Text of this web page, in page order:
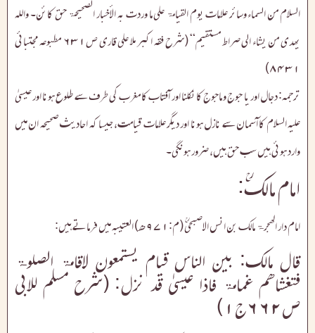
السلام من السماء وسائر علامات یوم القیامۃ علی ما وردت بہ الأخبار الصحیحۃ حق کائن۔ واللہ
یھدی من یشاء الی صراط مستقیم“ (شرح فقہ اکبر ملا علی قاری ص۶۳۱ مطبوعہ مجتبائی
۸۴۳۱)
ترجمہ: دجال اور یا جوج و ماجوج کا نکلنا اور آفتاب کا مغرب کی طرف سے طلوع ہونا اور عیسیٰ
علیہ السلام کا آسمان سے نازل ہونا اور دیگر علامات قیامت، جیسا کہ احادیث صحیحہ ان میں
وارد ہوئی ہیں سب حق ہیں، ضرور ہونگی۔
امام مالکؒ:
امام دار الھجرۃ مالک بن انس الاصبحیؒ (م:۹۷۱ھ) العتیبہ میں فرماتے ہیں:
قال مالک: بین الناس قیام یستمعون لاقامۃ الصلوۃ
فتغشاھم غمامۃ فاذا عیسیٰ قد نزل: (شرح مسلم للابی
ص۶۶۲ج۱)